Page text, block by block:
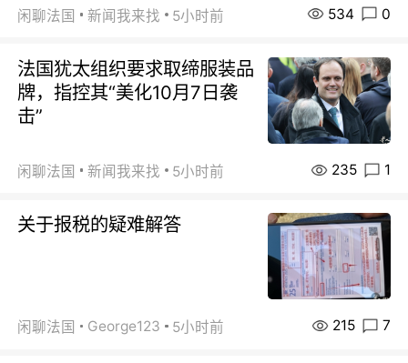
闲聊法国 新闻我来找 5小时前 534 0
法国犹太组织要求取缔服装品
牌，指控其“美化10月7日袭
击”
闲聊法国 新闻我来找 5小时前 235 1
关于报税的疑难解答
闲聊法国 George123 5小时前 215 7